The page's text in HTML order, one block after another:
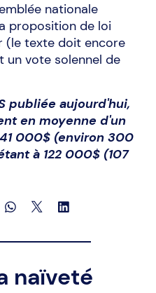
nationale
proposition de loi
(le texte doit encore
un vote solennel de
publiée aujourd'hui,
en moyenne d'un
000$ (environ 300
à 122 000$ (107
naïveté